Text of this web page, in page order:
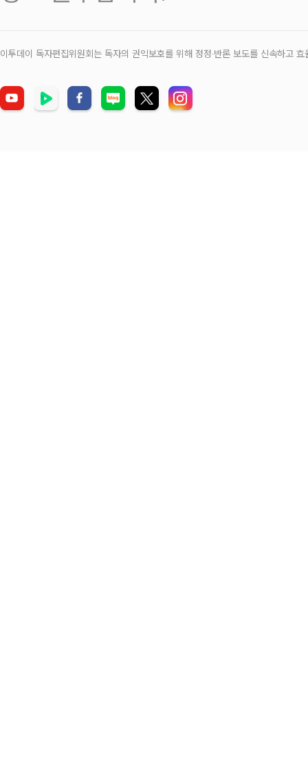
이투데이 독자편집위원회는 독자의 권익보호를 위해 정정‧반론 보도를 신속하고